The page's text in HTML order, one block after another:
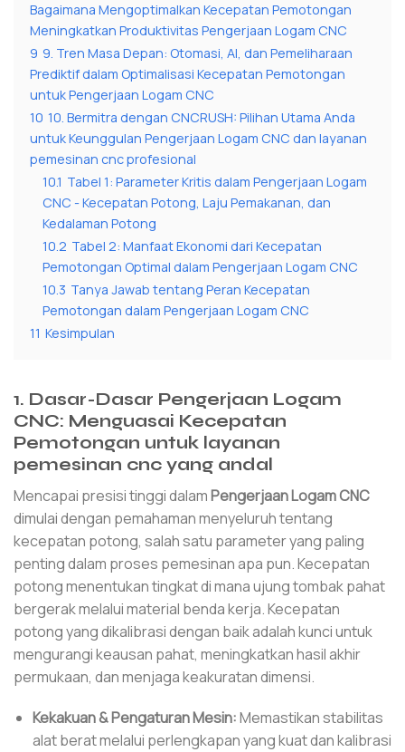
Bagaimana Mengoptimalkan Kecepatan Pemotongan
Meningkatkan Produktivitas Pengerjaan Logam CNC
9 9. Tren Masa Depan: Otomasi, AI, dan Pemeliharaan
Prediktif dalam Optimalisasi Kecepatan Pemotongan
untuk Pengerjaan Logam CNC
10 10. Bermitra dengan CNCRUSH: Pilihan Utama Anda
untuk Keunggulan Pengerjaan Logam CNC dan layanan
pemesinan cnc profesional
10.1 Tabel 1: Parameter Kritis dalam Pengerjaan Logam
CNC - Kecepatan Potong, Laju Pemakanan, dan
Kedalaman Potong
10.2 Tabel 2: Manfaat Ekonomi dari Kecepatan
Pemotongan Optimal dalam Pengerjaan Logam CNC
10.3 Tanya Jawab tentang Peran Kecepatan
Pemotongan dalam Pengerjaan Logam CNC
11 Kesimpulan
1. Dasar-Dasar Pengerjaan Logam
CNC: Menguasai Kecepatan
Pemotongan untuk layanan
pemesinan cnc yang andal
Mencapai presisi tinggi dalamPengerjaan Logam CNC
dimulai dengan pemahaman menyeluruh tentang
kecepatan potong, salah satu parameter yang paling
penting dalam proses pemesinan apa pun. Kecepatan
potong menentukan tingkat di mana ujung tombak pahat
bergerak melalui material benda kerja. Kecepatan
potong yang dikalibrasi dengan baik adalah kunci untuk
mengurangi keausan pahat, meningkatkan hasil akhir
permukaan, dan menjaga keakuratan dimensi.
Kekakuan & Pengaturan Mesin:Memastikan stabilitas
alat berat melalui perlengkapan yang kuat dan kalibrasi